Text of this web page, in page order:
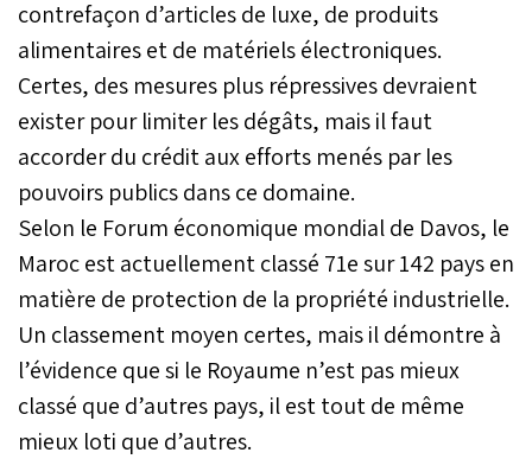
contrefaçon d’articles de luxe, de produits
alimentaires et de matériels électroniques.
Certes, des mesures plus répressives devraient
exister pour limiter les dégâts, mais il faut
accorder du crédit aux efforts menés par les
pouvoirs publics dans ce domaine.
Selon le Forum économique mondial de Davos, le
Maroc est actuellement classé 71e sur 142 pays en
matière de protection de la propriété industrielle.
Un classement moyen certes, mais il démontre à
l’évidence que si le Royaume n’est pas mieux
classé que d’autres pays, il est tout de même
mieux loti que d’autres.